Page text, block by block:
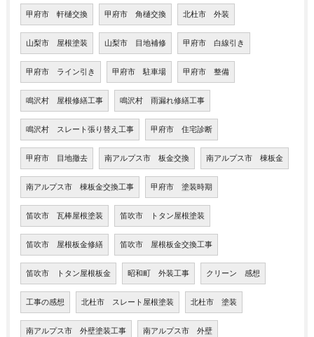
甲府市 軒樋交換 甲府市 角樋交換 北杜市 外装
山梨市 屋根塗装 山梨市 目地補修 甲府市 白線引き
甲府市 ライン引き 甲府市 駐車場 甲府市 整備
鳴沢村 屋根修繕工事 鳴沢村 雨漏れ修繕工事
鳴沢村 スレート張り替え工事 甲府市 住宅診断
甲府市 目地撤去 南アルプス市 板金交換 南アルプス市 棟板金
南アルプス市 棟板金交換工事 甲府市 塗装時期
笛吹市 瓦棒屋根塗装 笛吹市 トタン屋根塗装
笛吹市 屋根板金修繕 笛吹市 屋根板金交換工事
笛吹市 トタン屋根板金 昭和町 外装工事 クリーン 感想
工事の感想 北杜市 スレート屋根塗装 北杜市 塗装
南アルプス市 外壁塗装工事 南アルプス市 外壁